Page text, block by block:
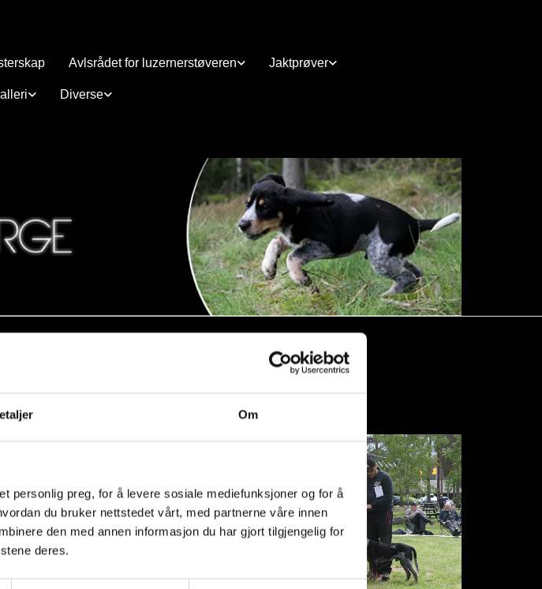
Om
personlig preg, for å levere sosiale mediefunksjoner og for å
du bruker nettstedet vårt, med partnerne våre innen
den med annen informasjon du har gjort tilgjengelig for
deres.
Avlsrådet for luzernerstøveren Jaktprøver
Diverse